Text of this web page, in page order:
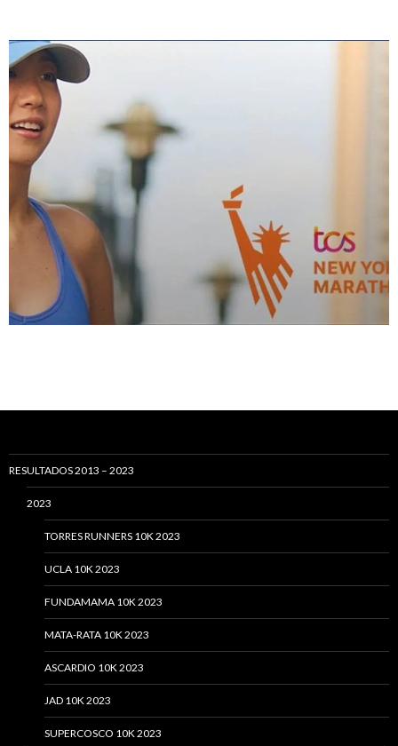
RESULTADOS 2013 – 2023
2023
TORRES RUNNERS 10K 2023
UCLA 10K 2023
FUNDAMAMA 10K 2023
MATA-RATA 10K 2023
ASCARDIO 10K 2023
JAD 10K 2023
SUPERCOSCO 10K 2023